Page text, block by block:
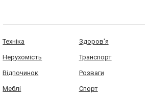
Техніка Здоров'я
Нерухомість Транспорт
Відпочинок Розваги
Меблі Спорт